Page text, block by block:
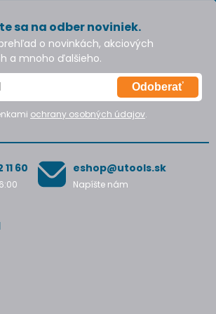
sa na odber noviniek.
o novinkách, akciových
a mnoho ďalšieho.
Odoberať
ochrany osobných údajov.
60 eshop@utools.sk
Napíšte nám